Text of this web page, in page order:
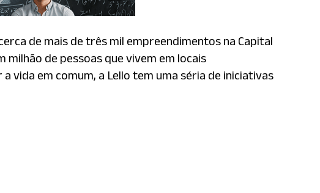
de mais de três mil empreendimentos na Capital
milhão de pessoas que vivem em locais
vida em comum, a Lello tem uma séria de iniciativas